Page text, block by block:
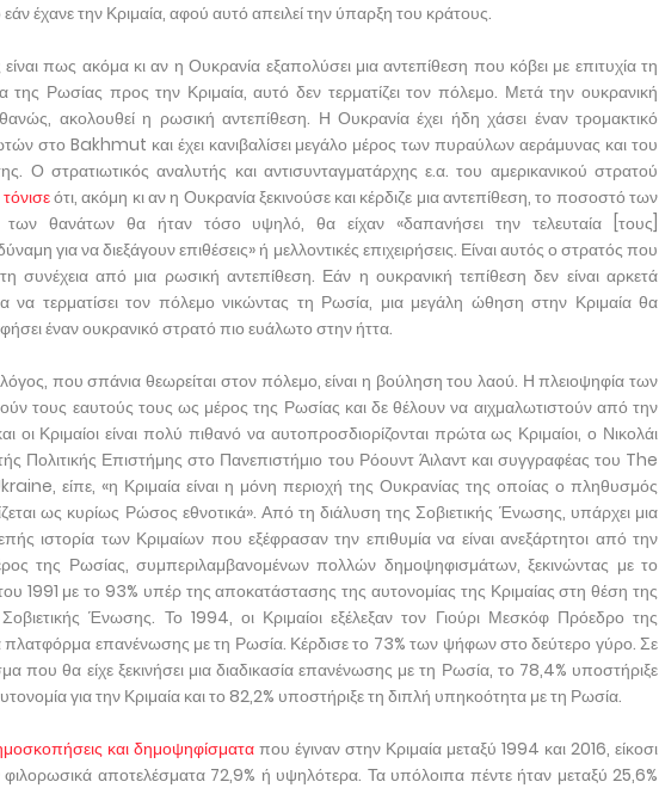
έχανε την Κριμαία, αφού αυτό απειλεί την ύπαρξη του κράτους.
πως ακόμα κι αν η Ουκρανία εξαπολύσει μια αντεπίθεση που κόβει με επιτυχία τη
της Ρωσίας προς την Κριμαία, αυτό δεν τερματίζει τον πόλεμο. Μετά την ουκρανική
ακολουθεί η ρωσική αντεπίθεση. Η Ουκρανία έχει ήδη χάσει έναν τρομακτικό
στο Bakhmut και έχει κανιβαλίσει μεγάλο μέρος των πυραύλων αεράμυνας και του
Ο στρατιωτικός αναλυτής και αντισυνταγματάρχης ε.α. του αμερικανικού στρατού
τόνισεότι, ακόμη κι αν η Ουκρανία ξεκινούσε και κέρδιζε μια αντεπίθεση, το ποσοστό των
των θανάτων θα ήταν τόσο υψηλό, θα είχαν «δαπανήσει την τελευταία [τους]
για να διεξάγουν επιθέσεις» ή μελλοντικές επιχειρήσεις. Είναι αυτός ο στρατός που
συνέχεια από μια ρωσική αντεπίθεση. Εάν η ουκρανική τεπίθεση δεν είναι αρκετά
να τερματίσει τον πόλεμο νικώντας τη Ρωσία, μια μεγάλη ώθηση στην Κριμαία θα
έναν ουκρανικό στρατό πιο ευάλωτο στην ήττα.
που σπάνια θεωρείται στον πόλεμο, είναι η βούληση του λαού. Η πλειοψηφία των
τους εαυτούς τους ως μέρος της Ρωσίας και δε θέλουν να αιχμαλωτιστούν από την
οι Κριμαίοι είναι πολύ πιθανό να αυτοπροσδιορίζονται πρώτα ως Κριμαίοι, ο Νικολάι
Πολιτικής Επιστήμης στο Πανεπιστήμιο του Ρόουντ Άιλαντ και συγγραφέας του The
είπε, «η Κριμαία είναι η μόνη περιοχή της Ουκρανίας της οποίας ο πληθυσμός
ως κυρίως Ρώσος εθνοτικά». Από τη διάλυση της Σοβιετικής Ένωσης, υπάρχει μια
ιστορία των Κριμαίων που εξέφρασαν την επιθυμία να είναι ανεξάρτητοι από την
της Ρωσίας, συμπεριλαμβανομένων πολλών δημοψηφισμάτων, ξεκινώντας με το
1991 με το 93% υπέρ της αποκατάστασης της αυτονομίας της Κριμαίας στη θέση της
Ένωσης. Το 1994, οι Κριμαίοι εξέλεξαν τον Γιούρι Μεσκόφ Πρόεδρο της
πλατφόρμα επανένωσης με τη Ρωσία. Κέρδισε το 73% των ψήφων στο δεύτερο γύρο. Σε
που θα είχε ξεκινήσει μια διαδικασία επανένωσης με τη Ρωσία, το 78,4% υποστήριξε
για την Κριμαία και το 82,2% υποστήριξε τη διπλή υπηκοότητα με τη Ρωσία.
και δημοψηφίσματα που έγιναν στην Κριμαία μεταξύ 1994 και 2016, είκοσι
φιλορωσικά αποτελέσματα 72,9% ή υψηλότερα. Τα υπόλοιπα πέντε ήταν μεταξύ 25,6%